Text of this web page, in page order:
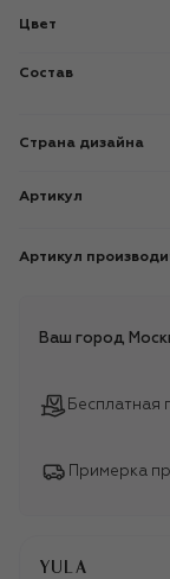
Цвет
Состав
Страна дизайна
Артикул
Артикул
Ваш город
Бесплатная
Примерка
YULA